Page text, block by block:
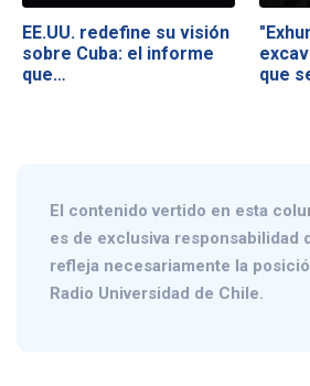
EE.UU. redefine su visión
sobre Cuba: el informe
que…
que
El contenido vertido en esta
es de exclusiva responsabilidad
refleja necesariamente la
Radio Universidad de Chile.